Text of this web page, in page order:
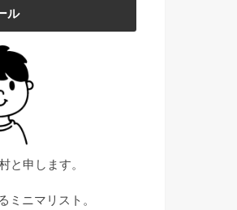
ル
と申します。
ミニマリスト。